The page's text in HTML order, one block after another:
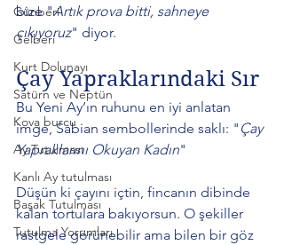
Günberi
Gelberi
Kurt Dolunayı
Satürn ve Neptün
Kova burcu
Ay Tutulması
Kanlı Ay tutulması
Başak Tutulması
Tutulma Yorumları
bize "Artık prova bitti, sahneye
çıkıyoruz" diyor.
Çay Yapraklarındaki Sır
Bu Yeni Ay’ın ruhunu en iyi anlatan
imge, Sabian sembollerinde saklı: " Çay
Yapraklarını Okuyan Kadın"
Düşün ki çayını içtin, fincanın dibinde
kalan tortulara bakıyorsun. O şekiller
rastgele görünebilir ama bilen bir göz